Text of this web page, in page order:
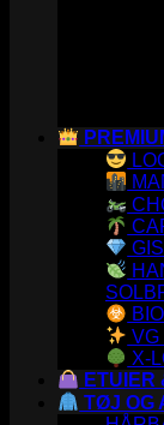
VG
X-
TØJ OG